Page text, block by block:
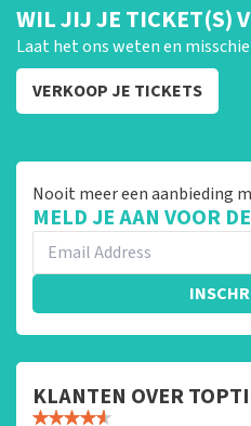
WIL JIJ JE TICKET(S)
Laat het ons weten en
VERKOOP JE TICKETS
Nooit meer een aanbieding
MELD JE AAN VOOR
KLANTEN OVER